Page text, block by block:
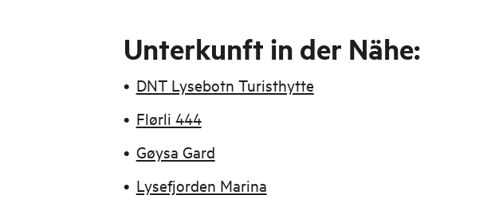
Unterkunft in der Nähe:
DNT Lysebotn Turisthytte
Flørli 444
Gøysa Gard
Lysefjorden Marina